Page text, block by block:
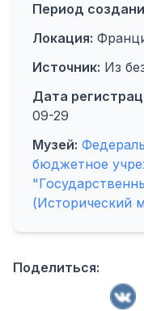
Период
Локация:
Источник: Из
Дата
09-29
Музей:
бюджетное
(Исторический
Поделиться: